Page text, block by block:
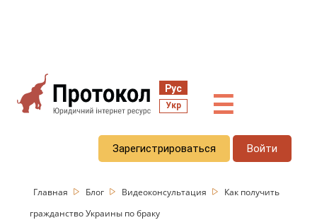
Рус
Укр ☰
Зарегистрироваться Войти
Главная Блог Видеоконсультация
Как получить
гражданство Украины по браку